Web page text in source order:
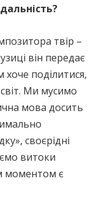
твір –
він передає
хоче поділитися,
Ми мусимо
мова досить
своєрідні
витоки
моментом є